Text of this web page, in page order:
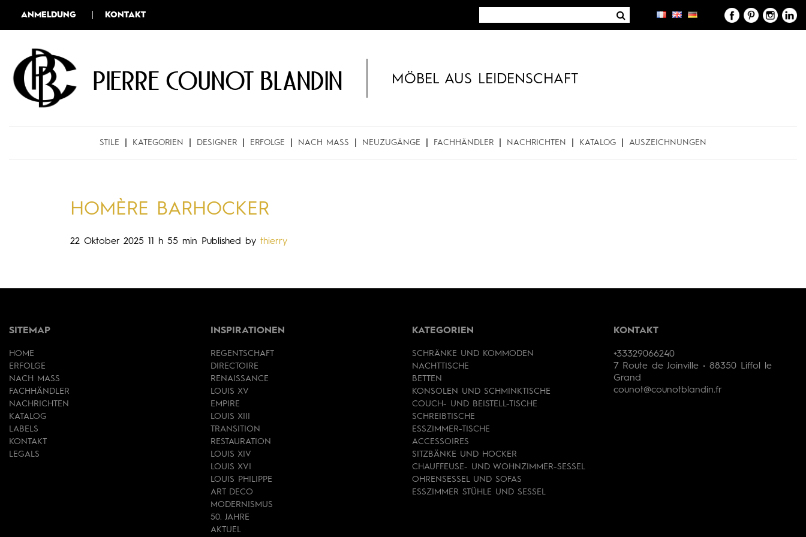
ANMELDUNG KONTAKT
Pierre COUNOT BLANDIN MÖBEL AUS LEIDENSCHAFT
STILE KATEGORIEN DESIGNER ERFOLGE NACH MASS NEUZUGÄNGE FACHHÄNDLER NACHRICHTEN KATALOG AUSZEICHNUNGEN
HOMÈRE BARHOCKER
22 Oktober 2025 11 h 55 min Published by thierry
SITEMAP
HOME
ERFOLGE
NACH MASS
FACHHÄNDLER
NACHRICHTEN
KATALOG
LABELS
KONTAKT
LEGALS
INSPIRATIONEN
REGENTSCHAFT
DIRECTOIRE
RENAISSANCE
LOUIS XV
EMPIRE
LOUIS XIII
TRANSITION
RESTAURATION
LOUIS XIV
LOUIS XVI
LOUIS PHILIPPE
ART DECO
MODERNISMUS
50. JAHRE
AKTUEL
KATEGORIEN
SCHRÄNKE UND KOMMODEN
NACHTTISCHE
BETTEN
KONSOLEN UND SCHMINKTISCHE
COUCH- UND BEISTELL-TISCHE
SCHREIBTISCHE
ESSZIMMER-TISCHE
ACCESSOIRES
SITZBÄNKE UND HOCKER
CHAUFFEUSE- UND WOHNZIMMER-SESSEL
OHRENSESSEL UND SOFAS
ESSZIMMER STÜHLE UND SESSEL
KONTAKT
+33329066240
7 Route de Joinville • 88350 Liffol le
Grand
counot@counotblandin.fr